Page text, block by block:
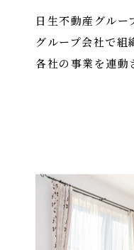
日生不動産グルー
グループ会社で組
各社の事業を連動